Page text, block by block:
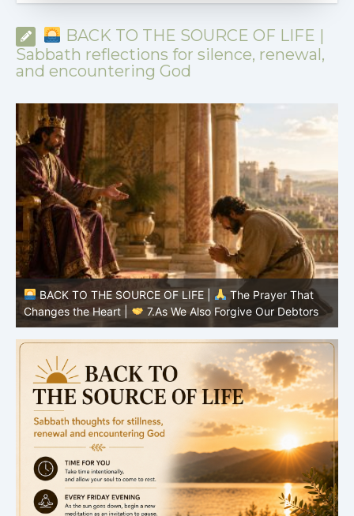
BACK TO THE SOURCE OF LIFE |
Sabbath reflections for silence, renewal,
and encountering God
BACK TO THE SOURCE OF LIFE |
The Prayer That
Changes the Heart |
6.And forgive us our debts